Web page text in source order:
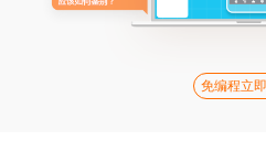
免编程立